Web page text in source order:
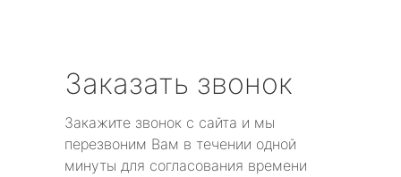
Заказать звонок
Закажите звонок с сайта и мы
перезвоним Вам в течении одной
минуты для согласования времени